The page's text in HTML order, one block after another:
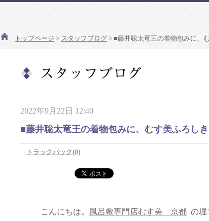
トップページ > スタッフブログ > ■藤井聡太竜王の着物包みに、
2022年9月22日 12:40
■藤井聡太竜王の着物包みに、むす美ふろしき
| | トラックバック(0)
こんにちは。 風呂敷専門店むす美 京都 の堀